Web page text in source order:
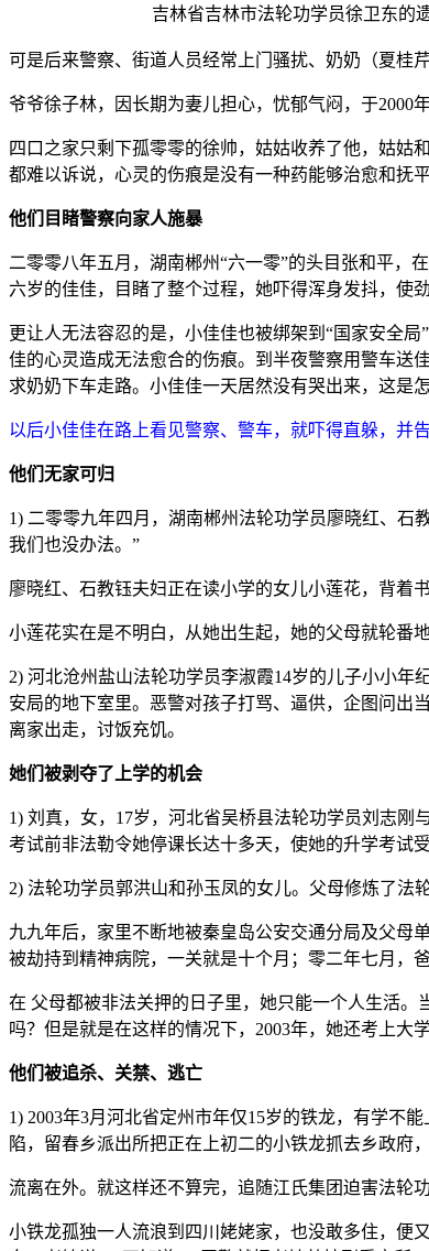
吉林省吉林市法轮功学员徐卫东的
可是后来警察、街道人员经常上门骚扰、奶奶（夏桂
爷爷徐子林，因长期为妻儿担心，忧郁气闷，于2000
四口之家只剩下孤零零的徐帅，姑姑收养了他，姑姑
都难以诉说，心灵的伤痕是没有一种药能够治愈和抚平
他们目睹警察向家人施暴
二零零八年五月，湖南郴州“六一零”的头目张和平，
六岁的佳佳，目睹了整个过程，她吓得浑身发抖，使
更让人无法容忍的是，小佳佳也被绑架到“国家安全
佳的心灵造成无法愈合的伤痕。到半夜警察用警车送
求奶奶下车走路。小佳佳一天居然没有哭出来，这是
以后小佳佳在路上看见警察、警车，就吓得直躲，并
他们无家可归
1) 二零零九年四月，湖南郴州法轮功学员廖晓红、石
我们也没办法。”
廖晓红、石教钰夫妇正在读小学的女儿小莲花，背着
小莲花实在是不明白，从她出生起，她的父母就轮番
2) 河北沧州盐山法轮功学员李淑霞14岁的儿子小小年
安局的地下室里。恶警对孩子打骂、逼供，企图问出
离家出走，讨饭充饥。
她们被剥夺了上学的机会
1) 刘真，女，17岁，河北省吴桥县法轮功学员刘志
考试前非法勒令她停课长达十多天，使她的升学考试
2) 法轮功学员郭洪山和孙玉凤的女儿。父母修炼了法
九九年后，家里不断地被秦皇岛公安交通分局及父母
被劫持到精神病院，一关就是十个月；零二年七月，
在 父母都被非法关押的日子里，她只能一个人生活
吗？但是就是在这样的情况下，2003年，她还考上大
他们被追杀、关禁、逃亡
1) 2003年3月河北省定州市年仅15岁的铁龙，有学不
陷，留春乡派出所把正在上初二的小铁龙抓去乡政府
流离在外。就这样还不算完，追随江氏集团迫害法轮
小铁龙孤独一人流浪到四川姥姥家，也没敢多住，便